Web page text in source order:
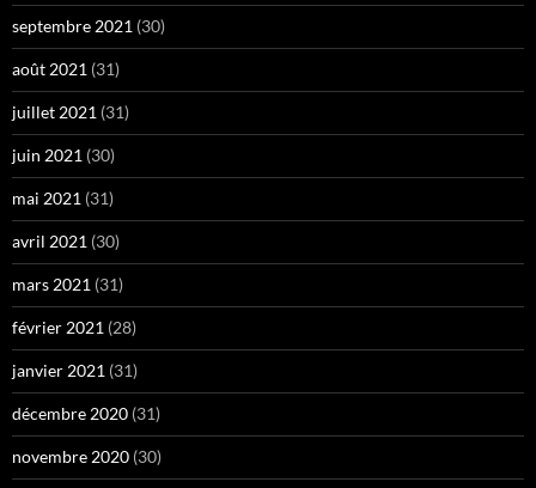
septembre 2021 (30)
août 2021 (31)
juillet 2021 (31)
juin 2021 (30)
mai 2021 (31)
avril 2021 (30)
mars 2021 (31)
février 2021 (28)
janvier 2021 (31)
décembre 2020 (31)
novembre 2020 (30)